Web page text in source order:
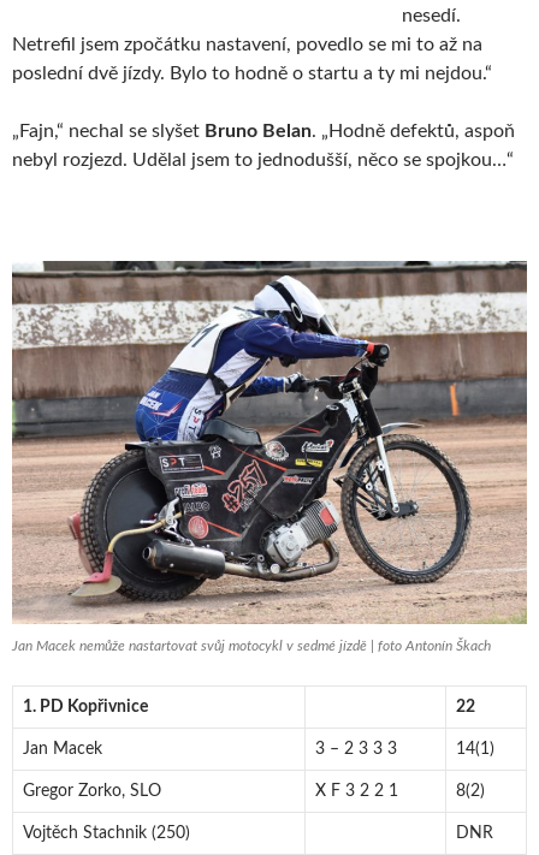
nesedí.
Netrefil jsem zpočátku nastavení, povedlo se mi to až na
poslední dvě jízdy. Bylo to hodně o startu a ty mi nejdou.“
„Fajn,“ nechal se slyšet Bruno Belan. „Hodně defektů, aspoň
nebyl rozjezd. Udělal jsem to jednodušší, něco se spojkou…“
Jan Macek nemůže nastartovat svůj motocykl v sedmé jízdě | foto Antonín Škach
1. PD Kopřivnice 22
Jan Macek 3 – 2 3 3 3 14(1)
Gregor Zorko, SLO X F 3 2 2 1 8(2)
Vojtěch Stachnik (250) DNR